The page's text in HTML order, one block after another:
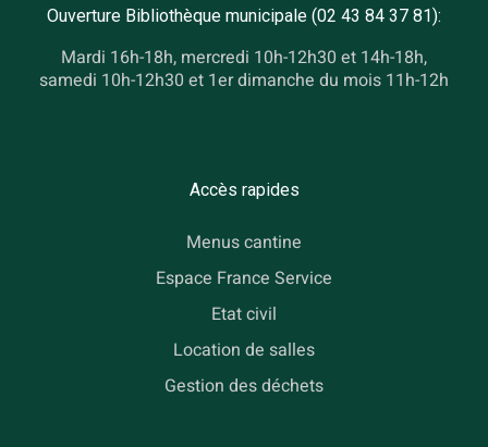
Ouverture Bibliothèque municipale (02 43 84 37 81):
Mardi 16h-18h, mercredi 10h-12h30 et 14h-18h,
samedi 10h-12h30 et 1er dimanche du mois 11h-12h
Accès rapides
Menus cantine
Espace France Service
Etat civil
Location de salles
Gestion des déchets